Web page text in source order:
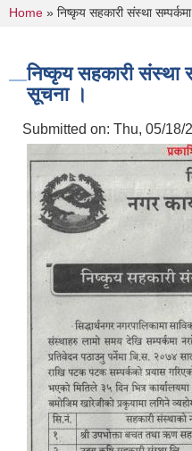
You are here
Home » निष्कृय सहकारी संस्था
निष्कृय सहकारी संस्था
सूचना ।
Submitted on: Thu, 05/18/